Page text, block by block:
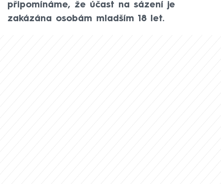
připomínáme, že účast na sázení je
zakázána osobám mladším 18 let.